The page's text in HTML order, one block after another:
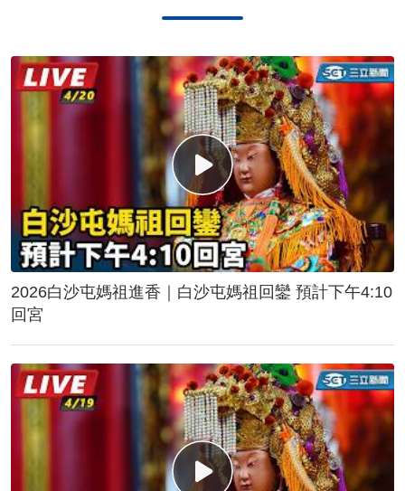
2026白沙屯媽祖進香｜白沙屯媽祖回鑾 預計下午4:10
回宮